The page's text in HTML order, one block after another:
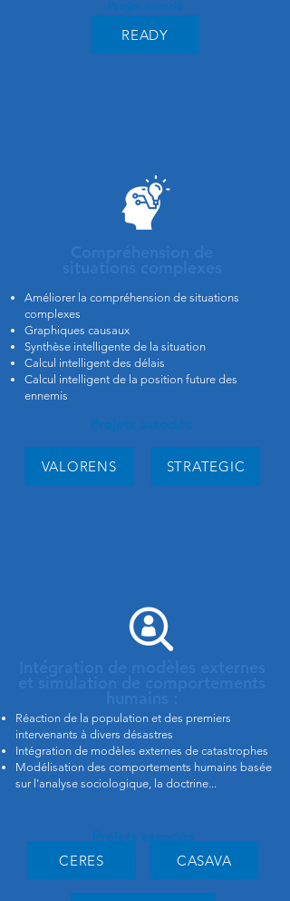
READY
Projet associé
VALORENS STRATEGIC
Améliorer la compréhension de situations
complexes
Graphiques causaux
Synthèse intelligente de la situation
Calcul intelligent des délais
Calcul intelligent de la position future des
ennemis
Projets associés
CERES
Réaction de la population et des premiers
intervenants à divers désastres
Intégration de modèles externes de catastrophes
Modélisation des comportements humains basée
sur l'analyse sociologique, la doctrine...
CASAVA
Projets associés